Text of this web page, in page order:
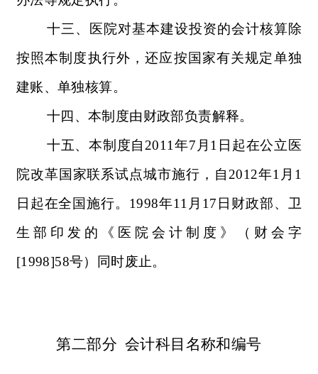
十三、医院对基本建设投资的会计核算除
按照本制度执行外，还应按国家有关规定单独
建账、单独核算。
十四、本制度由财政部负责解释。
十五、本制度自 2011 年7 月 1 日起在公立医
院改革国家联系试点城市施行，自 2012年1 月 1
日起在全国施行。 1998年11 月 17 日财政部、卫
生部印发的《医院会计制度》（财会字
[1998]58号）同时废止。
第二部分 会计科目名称和编号